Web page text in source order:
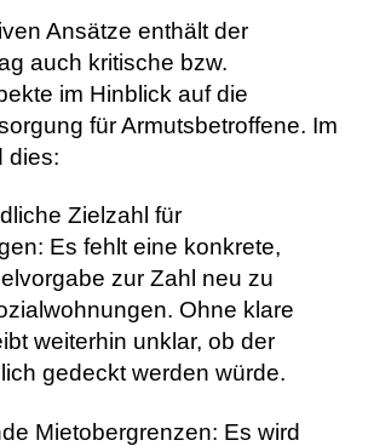
Ansätze enthält der
auch kritische bzw.
im Hinblick auf die
für Armutsbetroffene. Im
dies:
Zielzahl für
Es fehlt eine konkrete,
zur Zahl neu zu
Ohne klare
weiterhin unklar, ob der
gedeckt werden würde.
Mietobergrenzen: Es wird